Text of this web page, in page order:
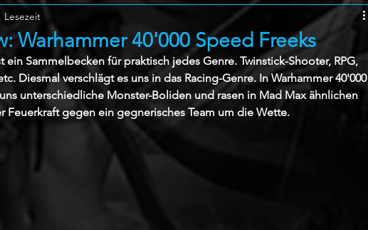
Warhammer 40'000 Speed Freeks
Lesezeit
ein Sammelbecken für praktisch jedes Genre. Twinstick-Shooter, RPG,
Diesmal verschlägt es uns in das Racing-Genre. In Warhammer 40'000
unterschiedliche Monster-Boliden und rasen in Mad Max ähnlichen
Feuerkraft gegen ein gegnerisches Team um die Wette.